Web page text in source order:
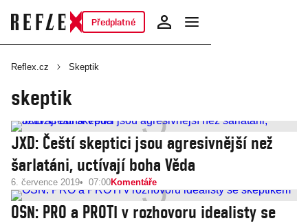
Předplatné
Reflex.cz Skeptik
skeptik
JXD: Čeští skeptici jsou agresivnější než
šarlatáni, uctívají boha Věda
6. července 2019 07:00Komentáře
OSN: PRO a PROTI v rozhovoru idealisty se